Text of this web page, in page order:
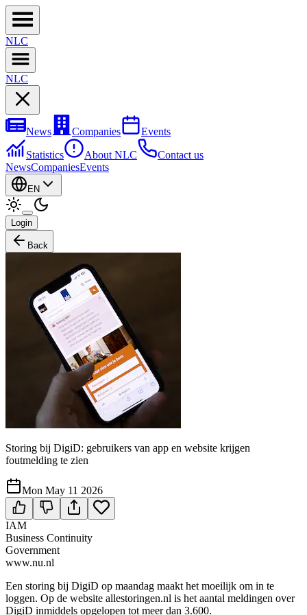
NLC
NLC
News Companies
Events
Statistics
About NLC
Contact us
NewsCompaniesEvents
EN
Login
Back
Storing bij DigiD: gebruikers van app en website krijgen
foutmelding te zien
Mon May 11 2026
IAM
Business Continuity
Government
www.nu.nl
Een storing bij DigiD op maandag maakt het moeilijk om in te
loggen. Op de website allestoringen.nl is het aantal meldingen over
DigiD inmiddels opgelopen tot meer dan 3.600.